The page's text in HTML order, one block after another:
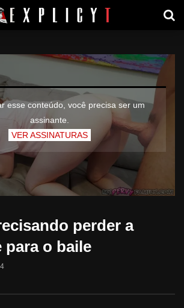
esse conteúdo, você precisa ser um
assinante.
VER ASSINATURAS
perder a
o baile